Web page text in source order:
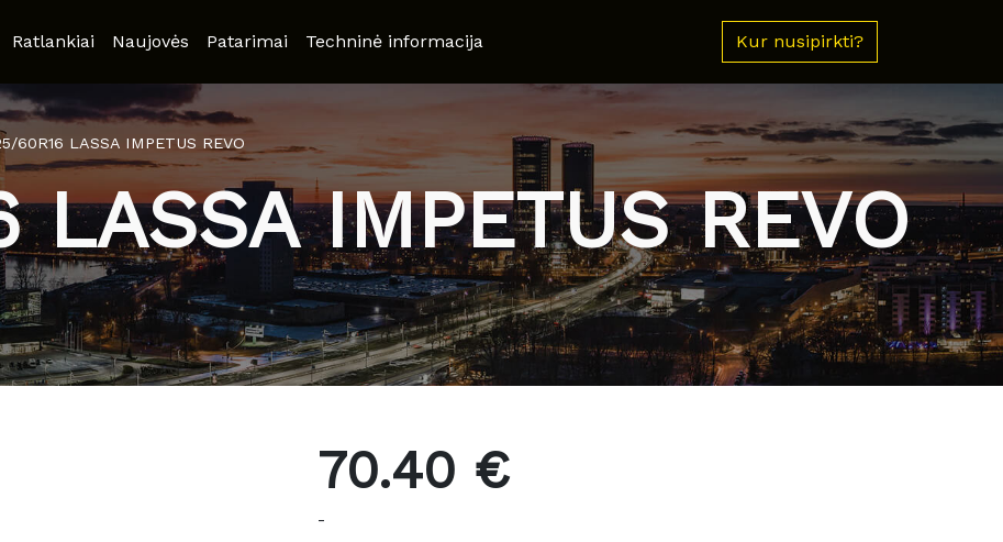
Ratlankiai Naujovės Patarimai Techninė informacija Kur nusipirkti?
60R16 LASSA IMPETUS REVO
LASSA IMPETUS REVO
70.40 €
-